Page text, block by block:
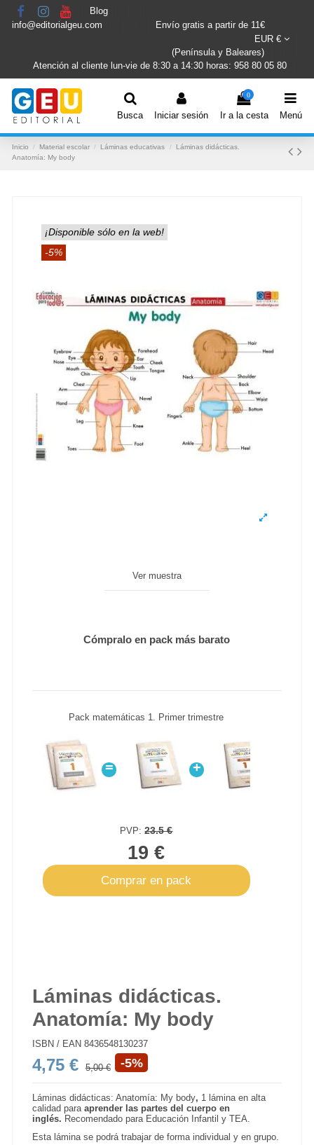
Blog
info@editorialgeu.com
Envío gratis a partir de 11€
EUR €
(Península y Baleares)
Atención al cliente lun-vie de 8:30 a 14:30 horas: 958 80 05 80
Busca Iniciar sesión
0
Ir a la cesta Menú
Inicio Material escolar Láminas educativas
Láminas didácticas.
Anatomía: My body
¡Disponible sólo en la web!
-5%
Ver muestra
Cómpralo en pack más barato
Pack matemáticas 1. Primer trimestre
= +
PVP:23.5 €
19 €
Comprar en pack
Láminas didácticas.
Anatomía: My body
ISBN / EAN 8436548130237
4,75 € 5,00 € -5%
Láminas didácticas: Anatomía: My body, 1 lámina en alta
calidad paraaprender las partes del cuerpo en
inglés. Recomendado para Educación Infantil y TEA.
Esta lámina se podrá trabajar de forma individual y en grupo.